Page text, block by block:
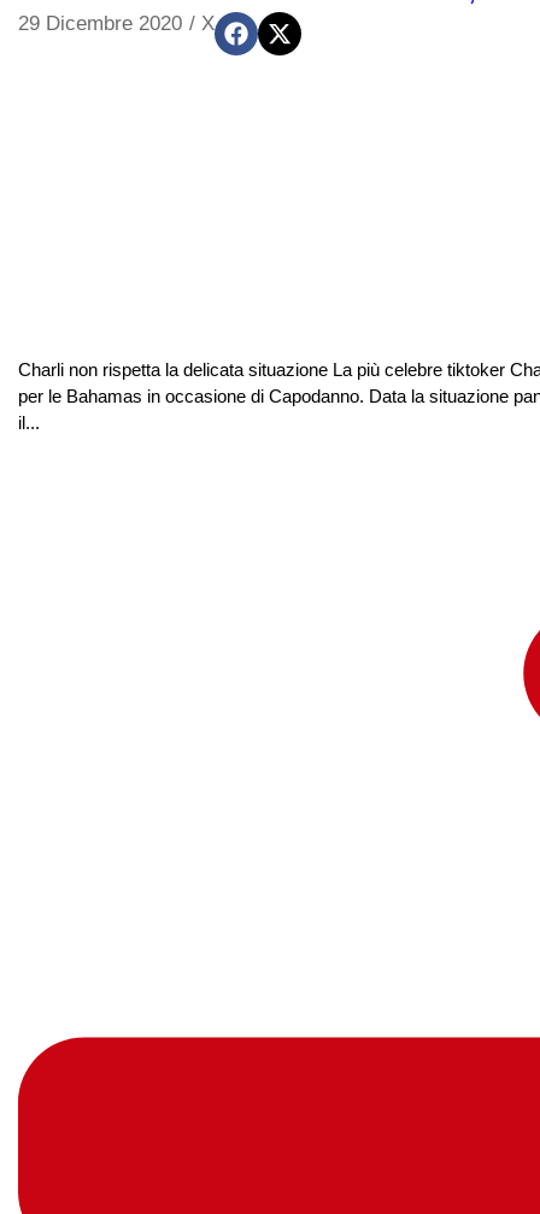
29 Dicembre 2020 / X
Charli non rispetta la delicata situazione La più celebre tiktoker
per le Bahamas in occasione di Capodanno. Data la situazione
il...